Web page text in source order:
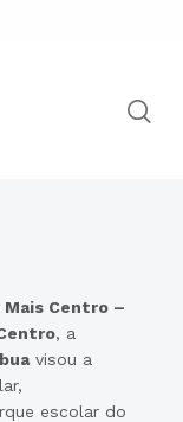
Mais Centro –
, a
visou a
escolar do